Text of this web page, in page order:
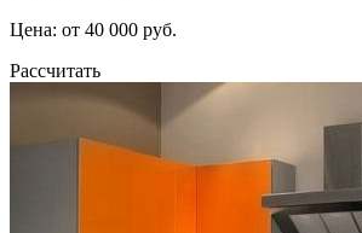
Цена: от 40 000 руб.
Рассчитать